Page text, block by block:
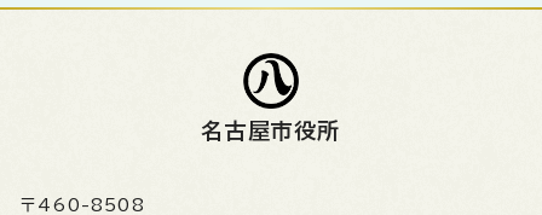
名古屋市役所
〒460-8508